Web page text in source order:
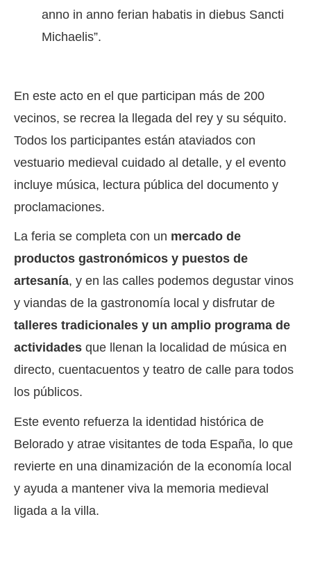
anno in anno ferian habatis in diebus Sancti
Michaelis”.
En este acto en el que participan más de 200
vecinos, se recrea la llegada del rey y su séquito.
Todos los participantes están ataviados con
vestuario medieval cuidado al detalle, y el evento
incluye música, lectura pública del documento y
proclamaciones.
La feria se completa con un mercado de
productos gastronómicos y puestos de
artesanía, y en las calles podemos degustar vinos
y viandas de la gastronomía local y disfrutar de
talleres tradicionales y un amplio programa de
actividades que llenan la localidad de música en
directo, cuentacuentos y teatro de calle para todos
los públicos.
Este evento refuerza la identidad histórica de
Belorado y atrae visitantes de toda España, lo que
revierte en una dinamización de la economía local
y ayuda a mantener viva la memoria medieval
ligada a la villa.